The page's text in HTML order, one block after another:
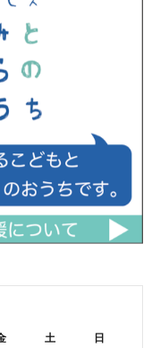
土 日